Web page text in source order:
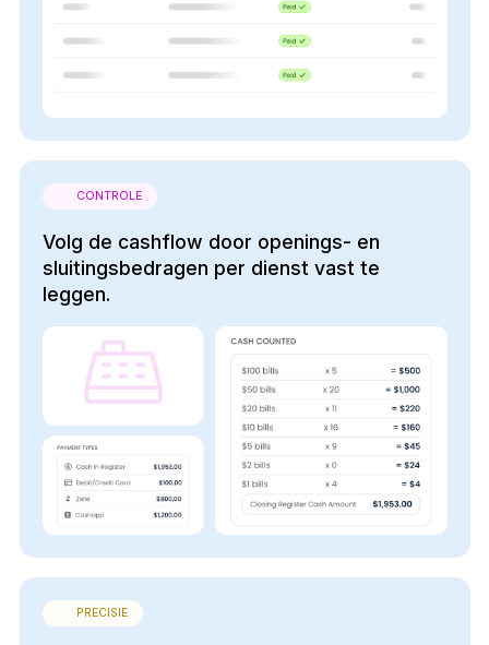
CONTROLE
Volg de cashflow door openings- en
sluitingsbedragen per dienst vast te
leggen.
PRECISIE